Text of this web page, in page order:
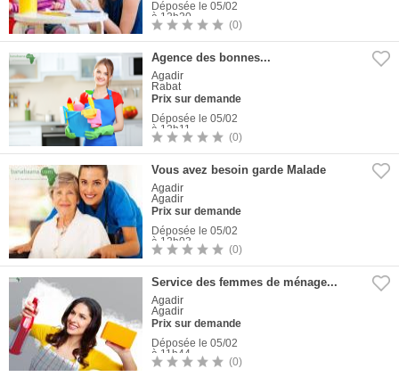
Déposée le 05/02
à 12h20
(0)
Agence des bonnes...
Déposée le 05/02
à 12h11
Agadir
Rabat
Prix sur demande
(0)
Vous avez besoin garde Malade
Déposée le 05/02
à 12h03
Agadir
Agadir
Prix sur demande
(0)
Service des femmes de ménage...
Déposée le 05/02
à 11h44
Agadir
Agadir
Prix sur demande
(0)